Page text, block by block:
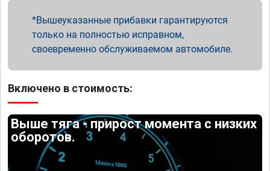
Вышеуказанные прибавки гарантируются
только на полностью исправном,
своевременно обслуживаемом автомобиле.
Включено в стоимость:
Выше тяга - прирост момента с низких
оборотов.